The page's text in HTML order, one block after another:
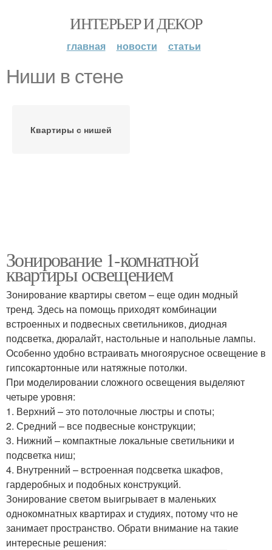
ИНТЕРЬЕР И ДЕКОР
главная новости статьи
Ниши в стене
Квартиры с нишей
Зонирование 1-комнатной
квартиры освещением
Зонирование квартиры светом – еще один модный
тренд. Здесь на помощь приходят комбинации
встроенных и подвесных светильников, диодная
подсветка, дюралайт, настольные и напольные лампы.
Особенно удобно встраивать многоярусное освещение в
гипсокартонные или натяжные потолки.
При моделировании сложного освещения выделяют
четыре уровня:
1. Верхний – это потолочные люстры и споты;
2. Средний – все подвесные конструкции;
3. Нижний – компактные локальные светильники и
подсветка ниш;
4. Внутренний – встроенная подсветка шкафов,
гардеробных и подобных конструкций.
Зонирование светом выигрывает в маленьких
однокомнатных квартирах и студиях, потому что не
занимает пространство. Обрати внимание на такие
интересные решения: